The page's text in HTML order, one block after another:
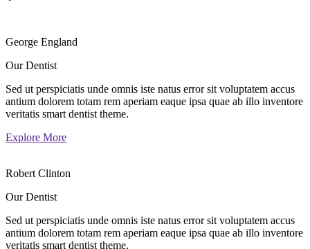
George England
Our Dentist
Sed ut perspiciatis unde omnis iste natus error sit voluptatem accus
antium dolorem totam rem aperiam eaque ipsa quae ab illo inventore
veritatis smart dentist theme.
Explore More
Robert Clinton
Our Dentist
Sed ut perspiciatis unde omnis iste natus error sit voluptatem accus
antium dolorem totam rem aperiam eaque ipsa quae ab illo inventore
veritatis smart dentist theme.